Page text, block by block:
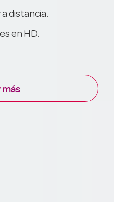
distancia.
en HD.
más